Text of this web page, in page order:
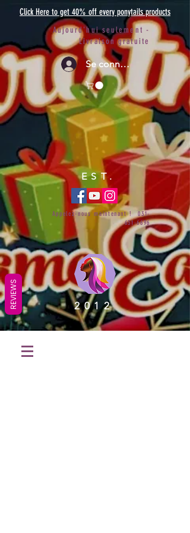
Click Here to get 40% off every ponytails products
Aujourd'hui seulement -
Livraison gratuite
Se connecter
EST.
Appelez-nous maintenant !031-
651-6696
2012
REVIEWS